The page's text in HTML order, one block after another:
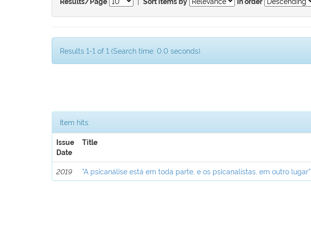
Results/Page Sort items by In order
Results 1-1 of 1 (Search time: 0.0 seconds).
Item hits:
Issue
Date
Title
2019 "A psicanálise está em toda parte, e os psicanalistas, em outro lugar”